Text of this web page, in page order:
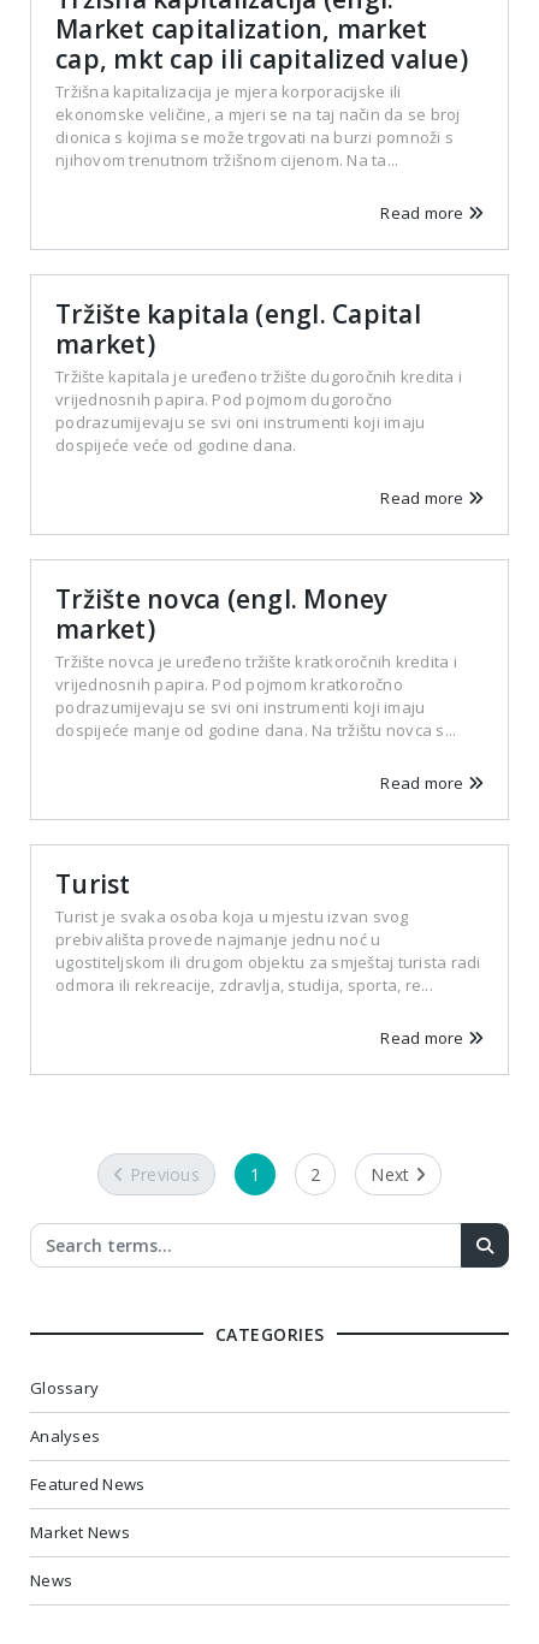
Market capitalization, market
cap, mkt cap ili capitalized value)
Tržišna kapitalizacija je mjera korporacijske ili
ekonomske veličine, a mjeri se na taj način da se broj
dionica s kojima se može trgovati na burzi pomnoži s
njihovom trenutnom tržišnom cijenom. Na ta...
Read more
Tržište kapitala (engl. Capital
market)
Tržište kapitala je uređeno tržište dugoročnih kredita i
vrijednosnih papira. Pod pojmom dugoročno
podrazumijevaju se svi oni instrumenti koji imaju
dospijeće veće od godine dana.
Read more
Tržište novca (engl. Money
market)
Tržište novca je uređeno tržište kratkoročnih kredita i
vrijednosnih papira. Pod pojmom kratkoročno
podrazumijevaju se svi oni instrumenti koji imaju
dospijeće manje od godine dana. Na tržištu novca s...
Read more
Turist
Turist je svaka osoba koja u mjestu izvan svog
prebivališta provede najmanje jednu noć u
ugostiteljskom ili drugom objektu za smještaj turista radi
odmora ili rekreacije, zdravlja, studija, sporta, re...
Read more
Previous 1 2 Next
CATEGORIES
Glossary
Analyses
Featured News
Market News
News